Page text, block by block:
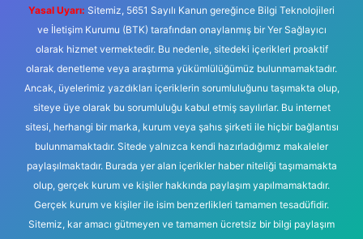
Yasal Uyarı: Sitemiz, 5651 Sayılı Kanun gereğince Bilgi Teknolojileri
ve İletişim Kurumu (BTK) tarafından onaylanmış bir Yer Sağlayıcı
olarak hizmet vermektedir. Bu nedenle, sitedeki içerikleri proaktif
olarak denetleme veya araştırma yükümlülüğümüz bulunmamaktadır.
Ancak, üyelerimiz yazdıkları içeriklerin sorumluluğunu taşımakta olup,
siteye üye olarak bu sorumluluğu kabul etmiş sayılırlar. Bu internet
sitesi, herhangi bir marka, kurum veya şahıs şirketi ile hiçbir bağlantısı
bulunmamaktadır. Sitede yalnızca kendi hazırladığımız makaleler
paylaşılmaktadır. Burada yer alan içerikler haber niteliği taşımamakta
olup, gerçek kurum ve kişiler hakkında paylaşım yapılmamaktadır.
Gerçek kurum ve kişiler ile isim benzerlikleri tamamen tesadüfidir.
Sitemiz, kar amacı gütmeyen ve tamamen ücretsiz bir bilgi paylaşım